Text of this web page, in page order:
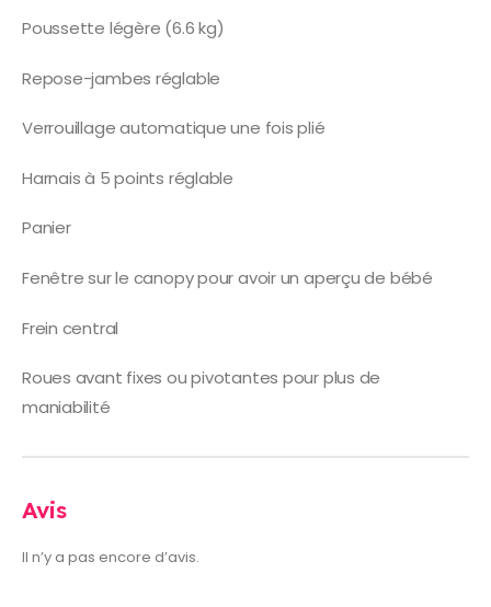
Poussette légère (6.6 kg)
Repose-jambes réglable
Verrouillage automatique une fois plié
Harnais à 5 points réglable
Panier
Fenêtre sur le canopy pour avoir un aperçu de bébé
Frein central
Roues avant fixes ou pivotantes pour plus de
maniabilité
Avis
Il n’y a pas encore d’avis.